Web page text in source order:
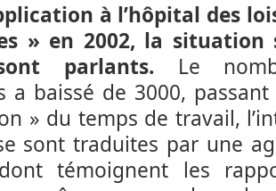
à l’hôpital des
» en 2002, la situation
parlants. Le
a baissé de 3000,
» du temps de travail,
sont traduites par une
témoignent les